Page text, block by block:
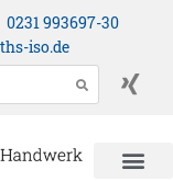
0231 993697-30
iso.de